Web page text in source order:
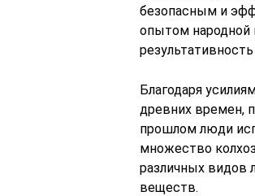
безопасным и
опытом народной
Благодаря
древних времен,
прошлом люди
множество
различных видов
веществ.